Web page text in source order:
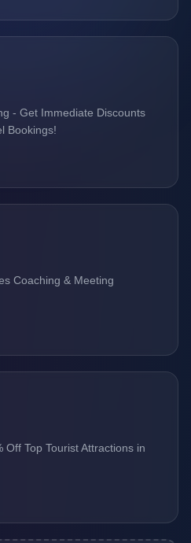
- Get Immediate Discounts
Bookings!
Coaching & Meeting
Off Top Tourist Attractions in